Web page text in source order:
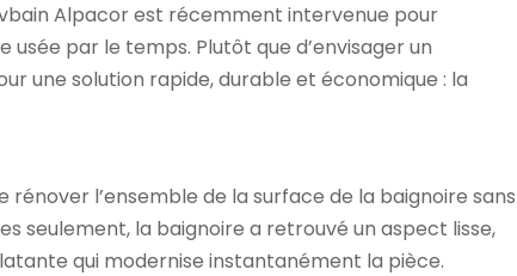
Alpacor est récemment intervenue pour
par le temps. Plutôt que d’envisager un
une solution rapide, durable et économique : la
l’ensemble de la surface de la baignoire sans
seulement, la baignoire a retrouvé un aspect lisse,
qui modernise instantanément la pièce.